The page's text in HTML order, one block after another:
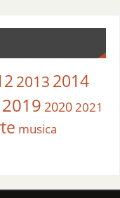
2013 2014
2019 20202021
musica